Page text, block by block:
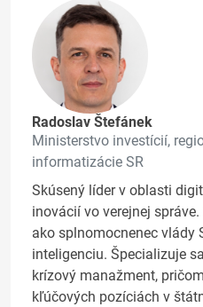
Radoslav Štefánek
Ministerstvo investícií,
informatizácie SR
Skúsený líder v oblasti
inovácií vo verejnej
ako splnomocnenec vlády
inteligenciu. Špecializuje
krízový manažment,
kľúčových pozíciách v